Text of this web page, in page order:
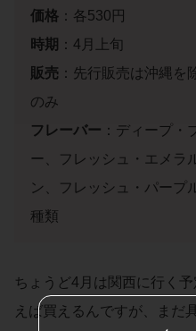
価格：各530円
時期 ：4月上旬
販売 ：先行販売は沖縄を
のみ
フレーバー ：ディープ・
ー、フレッシュ・エメラ
ン、フレッシュ・パープ
種類
ちょうど4月は関西に行く
えば買えるんですが、まだ